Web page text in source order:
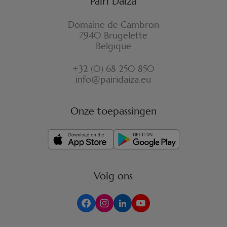
Domaine de Cambron
7940 Brugelette
Belgique
+32 (0) 68 250 850
info@pairidaiza.eu
Onze toepassingen
Volg ons